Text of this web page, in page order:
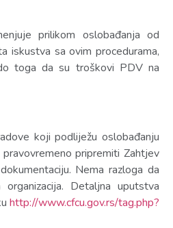
prilikom oslobađanja od
iskustva sa ovim procedurama,
toga da su troškovi PDV na
koji podliježu oslobađanju
pripremiti Zahtjev
Nema razloga da
Detaljna uputstva
http://www.cfcu.gov.rs/tag.php?